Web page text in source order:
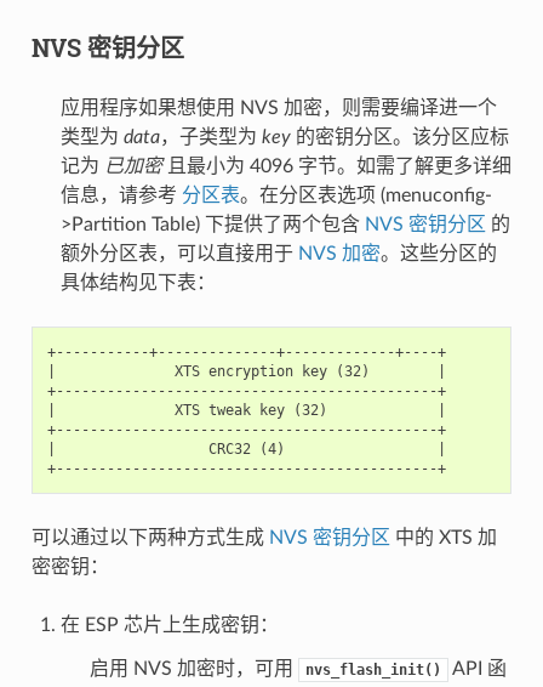
NVS 密钥分区
应用程序如果想使用 NVS 加密，则需要编译进一个
类型为 data，子类型为 key的密钥分区。该分区应标
记为 已加密且最小为 4096 字节。如需了解更多详细
信息，请参考 分区表。在分区表选项 (menuconfig-
>Partition Table) 下提供了两个包含 NVS 密钥分区 的
额外分区表，可以直接用于 NVS 加密。这些分区的
具体结构见下表：
+-----------+--------------+-------------+----+
|              XTS encryption key (32)        |
+---------------------------------------------+
|              XTS tweak key (32)             |
+---------------------------------------------+
|                  CRC32 (4)                  |
+---------------------------------------------+
可以通过以下两种方式生成 NVS 密钥分区 中的 XTS 加
密密钥：
在 ESP 芯片上生成密钥：
启用 NVS 加密时，可用 nvs_flash_init()
API 函